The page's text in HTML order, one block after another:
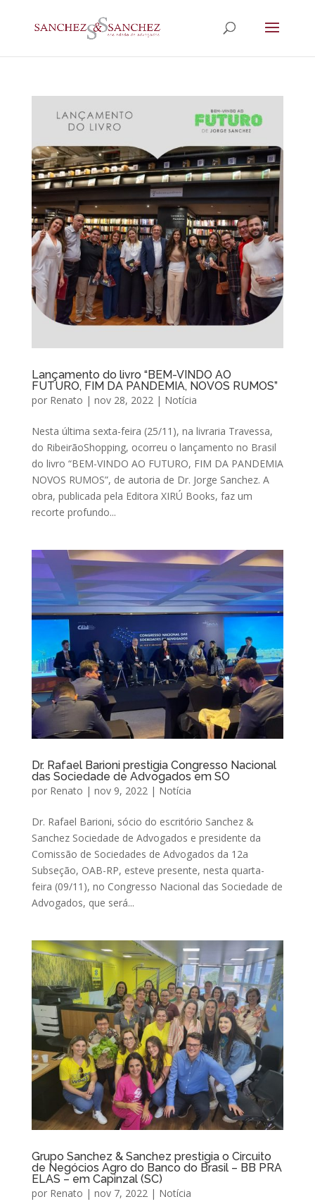
Lançamento do livro “BEM-VINDO AO
FUTURO, FIM DA PANDEMIA, NOVOS RUMOS”
por Renato | nov 28, 2022| Notícia
Nesta última sexta-feira (25/11), na livraria Travessa,
do RibeirãoShopping, ocorreu o lançamento no Brasil
do livro “BEM-VINDO AO FUTURO, FIM DA PANDEMIA
NOVOS RUMOS”, de autoria de Dr. Jorge Sanchez. A
obra, publicada pela Editora XIRÚ Books, faz um
recorte profundo...
Dr. Rafael Barioni prestigia Congresso Nacional
das Sociedade de Advogados em SO
por Renato | nov 9, 2022| Notícia
Dr. Rafael Barioni, sócio do escritório Sanchez &
Sanchez Sociedade de Advogados e presidente da
Comissão de Sociedades de Advogados da 12a
Subseção, OAB-RP, esteve presente, nesta quarta-
feira (09/11), no Congresso Nacional das Sociedade de
Advogados, que será...
Grupo Sanchez & Sanchez prestigia o Circuito
de Negócios Agro do Banco do Brasil – BB PRA
ELAS – em Capinzal (SC)
por Renato | nov 7, 2022| Notícia